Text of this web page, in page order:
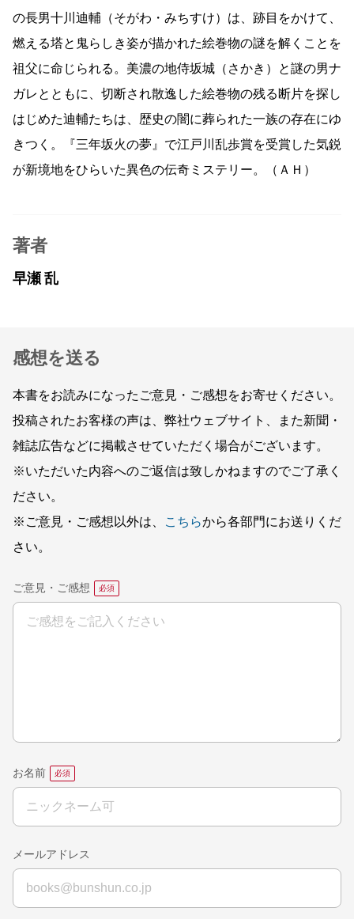
の長男十川迪輔（そがわ・みちすけ）は、跡目をかけて、
燃える塔と鬼らしき姿が描かれた絵巻物の謎を解くことを
祖父に命じられる。美濃の地侍坂城（さかき）と謎の男ナ
ガレとともに、切断され散逸した絵巻物の残る断片を探し
はじめた迪輔たちは、歴史の闇に葬られた一族の存在にゆ
きつく。『三年坂火の夢』で江戸川乱歩賞を受賞した気鋭
が新境地をひらいた異色の伝奇ミステリー。（ＡＨ）
著者
早瀬 乱
感想を送る
本書をお読みになったご意見・ご感想をお寄せください。
投稿されたお客様の声は、弊社ウェブサイト、また新聞・
雑誌広告などに掲載させていただく場合がございます。
※いただいた内容へのご返信は致しかねますのでご了承く
ださい。
※ご意見・ご感想以外は、
こちらから各部門にお送りくだ
さい。
ご意見・ご感想
お名前
メールアドレス